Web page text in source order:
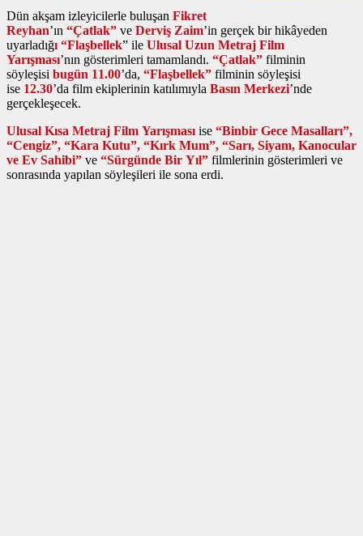
Dün akşam izleyicilerle buluşan Fikret
Reyhan’ın “Çatlak” ve Derviş Zaim’in gerçek bir hikâyeden
uyarladığı “Flaşbellek” ile Ulusal Uzun Metraj Film
Yarışması’nın gösterimleri tamamlandı. “Çatlak” filminin
söyleşisi bugün 11.00’da, “Flaşbellek” filminin söyleşisi
ise 12.30’da film ekiplerinin katılımıyla Basın Merkezi’nde
gerçekleşecek.
Ulusal Kısa Metraj Film Yarışması ise “Binbir Gece Masalları”,
“Cengiz”, “Kara Kutu”, “Kırk Mum”, “Sarı, Siyam, Kanocular
ve Ev Sahibi” ve “Sürgünde Bir Yıl” filmlerinin gösterimleri ve
sonrasında yapılan söyleşileri ile sona erdi.